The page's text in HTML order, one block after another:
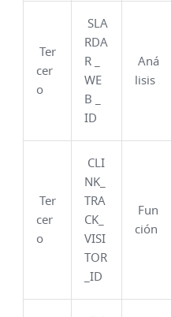
Ter
cer
o
SLA
RDA
R _
WE
B _
ID
Aná
lisis
Ter
cer
o
CLI
NK_
TRA
CK_
VISI
TOR
_ID
Fun
ción